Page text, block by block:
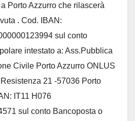
Porto Azzurro che rilascerà
. Cod. IBAN:
sul conto
intestato a: Ass.Pubblica
Civile Porto Azzurro ONLUS
21 -57036 Porto
IT11 H076
sul conto Bancoposta o